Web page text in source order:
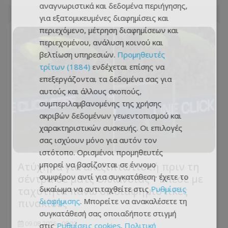
Ατύχημα για αλεξιπτωτιστή πριν τη
σέντρα σε ματς Ολλανδίας - Έπεσε με
ταχύτητα πάνω σε διαφημιστικές
πινακίδες
09.08.2026 - 08:23
αναγνωριστικά και δεδομένα περιήγησης,
για εξατομικευμένες διαφημίσεις και
περιεχόμενο, μέτρηση διαφημίσεων και
περιεχομένου, ανάλυση κοινού και
βελτίωση υπηρεσιών. Προμηθευτές
τρίτων (1884) ενδέχεται επίσης να
επεξεργάζονται τα δεδομένα σας για
αυτούς και άλλους σκοπούς,
συμπεριλαμβανομένης της χρήσης
ακριβών δεδομένων γεωεντοπισμού και
χαρακτηριστικών συσκευής. Οι επιλογές
σας ισχύουν μόνο για αυτόν τον
ιστότοπο. Ορισμένοι προμηθευτές
μπορεί να βασίζονται σε έννομο
συμφέρον αντί για συγκατάθεση· έχετε το
δικαίωμα να αντιταχθείτε στις Ρυθμίσεις
διαφήμισης. Μπορείτε να ανακαλέσετε τη
συγκατάθεσή σας οποιαδήποτε στιγμή
στις Ρυθμίσεις cookies. Πολιτική